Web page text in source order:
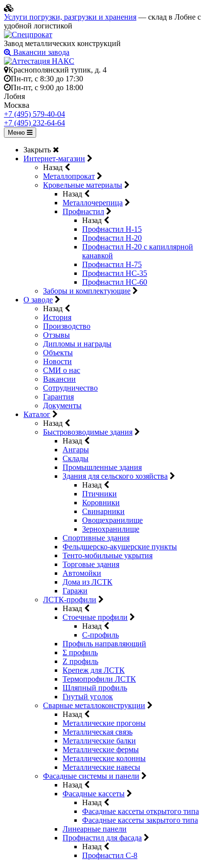
Услуги погрузки, разгрузки и хранения — склад в Лобне с
удобной логистикой
Завод металлических конструкций
Вакансии завода
Краснополянский тупик, д. 4
Пн-пт, с 8:30 до 17:30
Пн-пт, с 9:00 до 18:00
Лобня
Москва
+7 (495) 579-40-04
+7 (495) 232-64-64
Меню
Закрыть
Интернет-магазин
Назад
Металлопрокат
Кровельные материалы
Назад
Металлочерепица
Профнастил
Назад
Профнастил Н-15
Профнастил Н-20
Профнастил Н-20 с капиллярной
канавкой
Профнастил Н-75
Профнастил НС-35
Профнастил НС-60
Заборы и комплектующие
О заводе
Назад
История
Производство
Отзывы
Дипломы и награды
Объекты
Новости
СМИ о нас
Вакансии
Сотрудничество
Гарантия
Документы
Каталог
Назад
Быстровозводимые здания
Назад
Ангары
Склады
Промышленные здания
Здания для сельского хозяйства
Назад
Птичники
Коровники
Свинарники
Овощехранилище
Зернохранилище
Спортивные здания
Фельдшерско-акушерские пункты
Тенто-мобильные укрытия
Торговые здания
Автомойки
Дома из ЛСТК
Гаражи
ЛСТК-профили
Назад
Стоечные профили
Назад
C-профиль
Профиль направляющий
Σ профиль
Z профиль
Крепеж для ЛСТК
Термопрофили ЛСТК
Шляпный профиль
Гнутый уголок
Сварные металлоконструкции
Назад
Металлические прогоны
Металлическая связь
Металлические балки
Металлические фермы
Металлические колонны
Металлические навесы
Фасадные системы и панели
Назад
Фасадные кассеты
Назад
Фасадные кассеты открытого типа
Фасадные кассеты закрытого типа
Линеарные панели
Профнастил для фасада
Назад
Профнастил С-8